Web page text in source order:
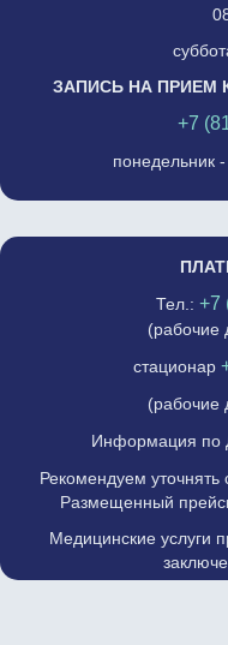
ЗАПИСЬ НА ПРИЕМ
+7
понедельник
Тел.: +7
(рабочие
стационар
(рабочие
Информация
Рекомендуем уточнять
Размещенный
Медицинские услуги